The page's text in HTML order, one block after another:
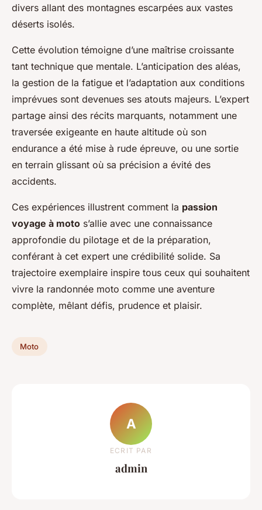
divers allant des montagnes escarpées aux vastes
déserts isolés.
Cette évolution témoigne d’une maîtrise croissante
tant technique que mentale. L’anticipation des aléas,
la gestion de la fatigue et l’adaptation aux conditions
imprévues sont devenues ses atouts majeurs. L’expert
partage ainsi des récits marquants, notamment une
traversée exigeante en haute altitude où son
endurance a été mise à rude épreuve, ou une sortie
en terrain glissant où sa précision a évité des
accidents.
Ces expériences illustrent comment la passion
voyage à moto s’allie avec une connaissance
approfondie du pilotage et de la préparation,
conférant à cet expert une crédibilité solide. Sa
trajectoire exemplaire inspire tous ceux qui souhaitent
vivre la randonnée moto comme une aventure
complète, mêlant défis, prudence et plaisir.
Moto
A
ECRIT PAR
admin